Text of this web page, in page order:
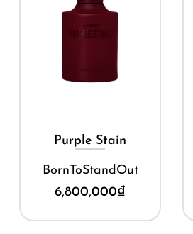
Purple Stain
BornToStandOut
6,800,000₫